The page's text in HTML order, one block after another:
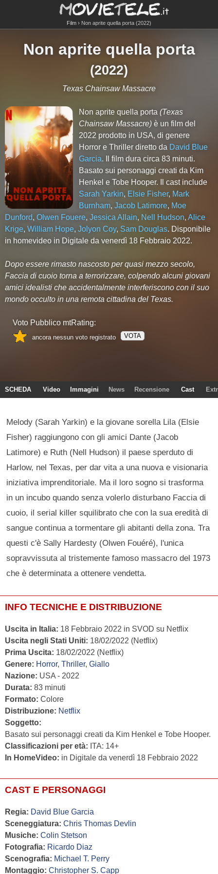
Film Non aprite quella porta (2022)
Non aprite quella porta
(2022)
Texas Chainsaw Massacre
Non aprite quella porta(Texas
Chainsaw Massacre) è un film del
2022 prodotto in USA, di genere
Horror e Thriller diretto da David Blue
Garcia. Il film dura circa83 minuti.
Basato sui personaggi creati da Kim
Henkel e Tobe Hooper. Il cast include
Sarah Yarkin, Elsie Fisher, Mark
Burnham,Jacob Latimore, Moe
Dunford, Olwen Fouere, Jessica Allain, Nell Hudson, Alice
Krige, William Hope, Jolyon Coy, Sam Douglas. Disponibile
in homevideo in Digitale da venerdì 18 Febbraio 2022.
Dopo essere rimasto nascosto per quasi mezzo secolo,
Faccia di cuoio torna a terrorizzare, colpendo alcuni giovani
amici idealisti che accidentalmente interferiscono con il suo
mondo occulto in una remota cittadina del Texas.
Voto Pubblico mtRating:
ancora nessun voto registrato VOTA
SCHEDA Video Immagini News Recensione Cast
Melody (Sarah Yarkin) e la giovane sorella Lila (Elsie
Fisher) raggiungono con gli amici Dante (Jacob
Latimore) e Ruth (Nell Hudson) il paese sperduto di
Harlow, nel Texas, per dar vita a una nuova e visionaria
iniziativa imprenditoriale. Ma il loro sogno si trasforma
in un incubo quando senza volerlo disturbano Faccia di
cuoio, il serial killer squilibrato che con la sua eredità di
sangue continua a tormentare gli abitanti della zona. Tra
questi c'è Sally Hardesty (Olwen Fouéré), l'unica
sopravvissuta al tristemente famoso massacro del 1973
che è determinata a ottenere vendetta.
INFO TECNICHE E DISTRIBUZIONE
Uscita in Italia: 18 Febbraio 2022 in SVOD su Netflix
Uscita negli Stati Uniti: 18/02/2022 (Netflix)
Prima Uscita: 18/02/2022 (Netflix)
Genere: Horror, Thriller, Giallo
Nazione: USA - 2022
Durata: 83 minuti
Formato: Colore
Distribuzione: Netflix
Soggetto:
Basato sui personaggi creati da Kim Henkel e Tobe Hooper.
Classificazioni per età: ITA: 14+
In HomeVideo: in Digitale da venerdì 18 Febbraio 2022
CAST E PERSONAGGI
Regia: David Blue Garcia
Sceneggiatura: Chris Thomas Devlin
Musiche: Colin Stetson
Fotografia: Ricardo Diaz
Scenografia: Michael T. Perry
Montaggio: Christopher S. Capp